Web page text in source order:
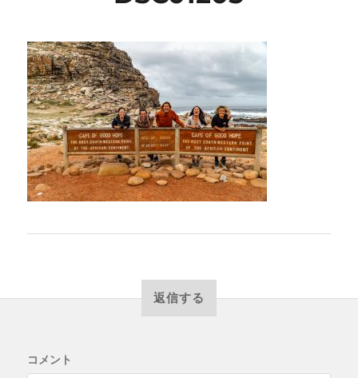
返信する
コメント